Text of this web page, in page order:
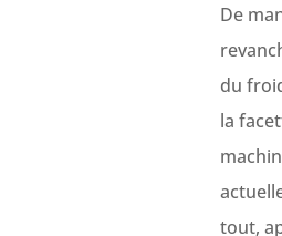
De
du
la
tout,